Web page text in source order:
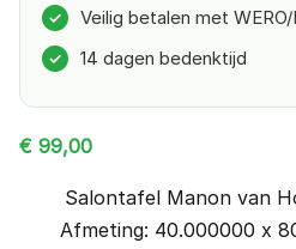
✓ Veilig betalen met
✓ 14 dagen bedenktijd
€ 99,00
Salontafel Manon van
Afmeting: 40.000000 x